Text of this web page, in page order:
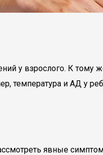
у взрослого. К тому
температура и АД у
явные